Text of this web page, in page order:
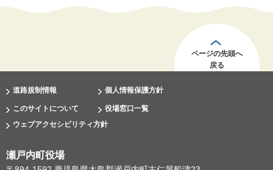
ページの先頭へ
戻る
道路規制情報 個人情報保護方針
このサイトについて
役場窓口一覧
ウェブアクセシビリティ方針
瀬戸内町役場